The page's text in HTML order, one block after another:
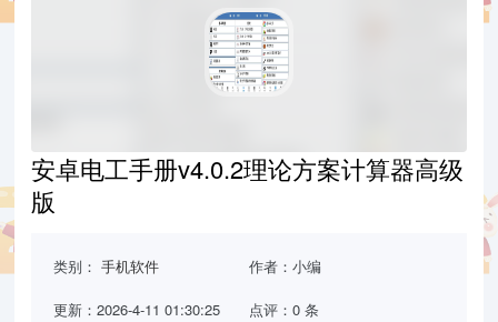
安卓电工手册v4.0.2理论方案计算器高级
版
类别：手机软件 作者：小编
更新：2026-4-11 01:30:25 点评：0 条